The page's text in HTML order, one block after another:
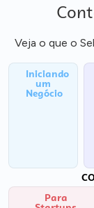
Veja o que o
Iniciando
um
Negócio
Para